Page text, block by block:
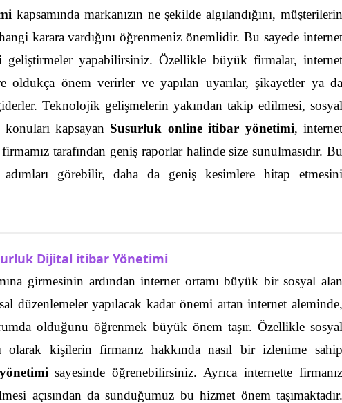
kapsamında markanızın ne şekilde algılandığını, müşterilerin
karara vardığını öğrenmeniz önemlidir. Bu sayede internet
yapabilirsiniz. Özellikle büyük firmalar, internet
önem verirler ve yapılan uyarılar, şikayetler ya da
Teknolojik gelişmelerin yakından takip edilmesi, sosyal
konuları kapsayan Susurluk online itibar yönetimi, internet
tarafından geniş raporlar halinde size sunulmasıdır. Bu
görebilir, daha da geniş kesimlere hitap etmesini
Dijital itibar Yönetimi
girmesinin ardından internet ortamı büyük bir sosyal alan
düzenlemeler yapılacak kadar önemi artan internet aleminde,
olduğunu öğrenmek büyük önem taşır. Özellikle sosyal
olarak kişilerin firmanız hakkında nasıl bir izlenime sahip
sayesinde öğrenebilirsiniz. Ayrıca internette firmanız
açısından da sunduğumuz bu hizmet önem taşımaktadır.